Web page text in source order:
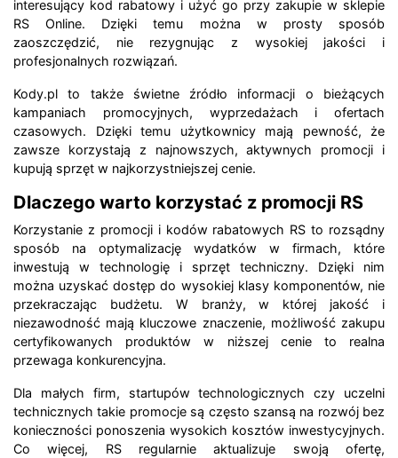
interesujący kod rabatowy i użyć go przy zakupie w sklepie
RS Online. Dzięki temu można w prosty sposób
zaoszczędzić, nie rezygnując z wysokiej jakości i
profesjonalnych rozwiązań.
Kody.pl to także świetne źródło informacji o bieżących
kampaniach promocyjnych, wyprzedażach i ofertach
czasowych. Dzięki temu użytkownicy mają pewność, że
zawsze korzystają z najnowszych, aktywnych promocji i
kupują sprzęt w najkorzystniejszej cenie.
Dlaczego warto korzystać z promocji RS
Korzystanie z promocji i kodów rabatowych RS to rozsądny
sposób na optymalizację wydatków w firmach, które
inwestują w technologię i sprzęt techniczny. Dzięki nim
można uzyskać dostęp do wysokiej klasy komponentów, nie
przekraczając budżetu. W branży, w której jakość i
niezawodność mają kluczowe znaczenie, możliwość zakupu
certyfikowanych produktów w niższej cenie to realna
przewaga konkurencyjna.
Dla małych firm, startupów technologicznych czy uczelni
technicznych takie promocje są często szansą na rozwój bez
konieczności ponoszenia wysokich kosztów inwestycyjnych.
Co więcej, RS regularnie aktualizuje swoją ofertę,